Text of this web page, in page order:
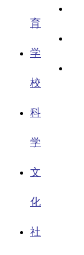
育
学
校
科
学
文
化
社